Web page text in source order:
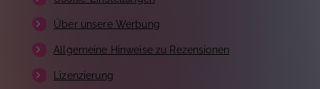
Über unsere Werbung
Allgemeine Hinweise zu Rezensionen
Lizenzierung